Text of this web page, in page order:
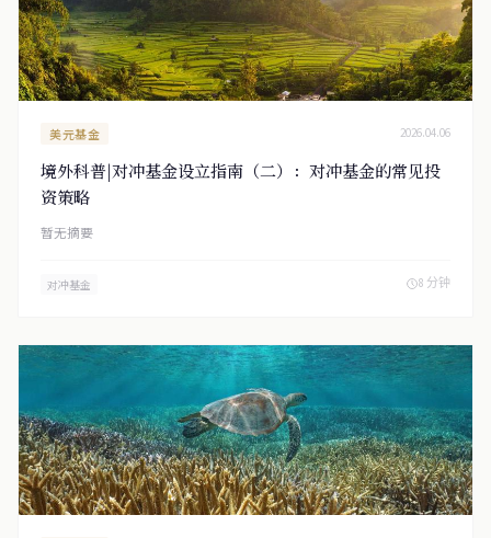
美元基金 2026.04.06
境外科普|对冲基金设立指南（二）：对冲基金的常见投
资策略
暂无摘要
对冲基金 8 分钟